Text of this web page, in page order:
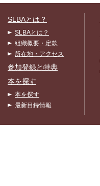
SLBAとは？
SLBAとは？
組織概要・定款
所在地・アクセス
参加登録と特典
本を探す
本を探す
最新目録情報